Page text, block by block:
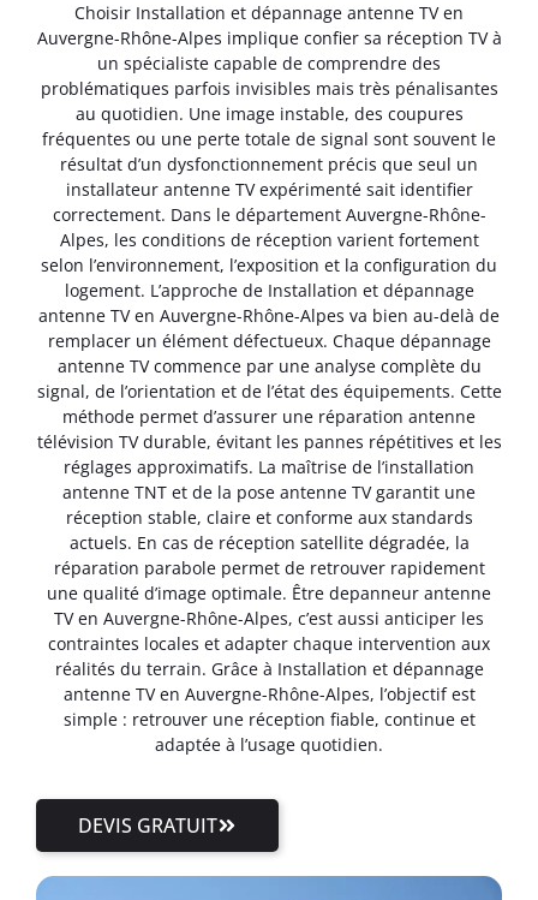
Choisir Installation et dépannage antenne TV en
Auvergne-Rhône-Alpes implique confier sa réception TV à
un spécialiste capable de comprendre des
problématiques parfois invisibles mais très pénalisantes
au quotidien. Une image instable, des coupures
fréquentes ou une perte totale de signal sont souvent le
résultat d’un dysfonctionnement précis que seul un
installateur antenne TV expérimenté sait identifier
correctement. Dans le département Auvergne-Rhône-
Alpes, les conditions de réception varient fortement
selon l’environnement, l’exposition et la configuration du
logement. L’approche de Installation et dépannage
antenne TV en Auvergne-Rhône-Alpes va bien au-delà de
remplacer un élément défectueux. Chaque dépannage
antenne TV commence par une analyse complète du
signal, de l’orientation et de l’état des équipements. Cette
méthode permet d’assurer une réparation antenne
télévision TV durable, évitant les pannes répétitives et les
réglages approximatifs. La maîtrise de l’installation
antenne TNT et de la pose antenne TV garantit une
réception stable, claire et conforme aux standards
actuels. En cas de réception satellite dégradée, la
réparation parabole permet de retrouver rapidement
une qualité d’image optimale. Être depanneur antenne
TV en Auvergne-Rhône-Alpes, c’est aussi anticiper les
contraintes locales et adapter chaque intervention aux
réalités du terrain. Grâce à Installation et dépannage
antenne TV en Auvergne-Rhône-Alpes, l’objectif est
simple : retrouver une réception fiable, continue et
adaptée à l’usage quotidien.
DEVIS GRATUIT